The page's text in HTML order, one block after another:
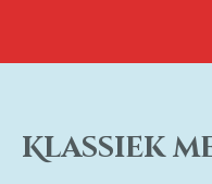
Klassiek